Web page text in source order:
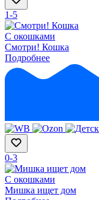
1-5
С окошками
Смотри! Кошка
Подробнее
0-3
С окошками
Мишка ищет дом